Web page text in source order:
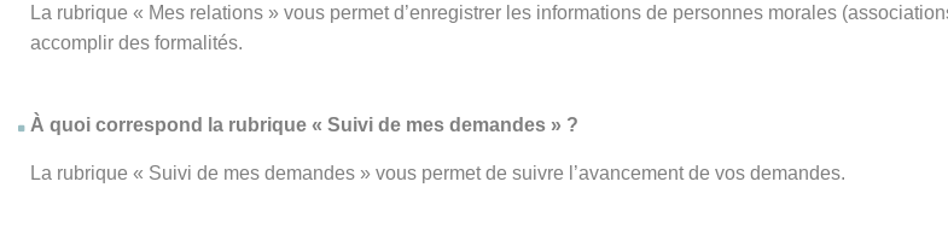
La rubrique « Mes relations » vous permet d’enregistrer les informations de personnes morales
accomplir des formalités.
À quoi correspond la rubrique « Suivi de mes demandes » ?
La rubrique « Suivi de mes demandes » vous permet de suivre l’avancement de vos demandes.